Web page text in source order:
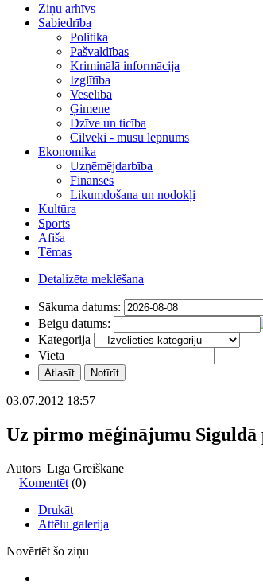
Ziņu arhīvs
Sabiedrība
Politika
Pašvaldības
Kriminālā informācija
Izglītība
Veselība
Ģimene
Dzīve un ticība
Cilvēki - mūsu lepnums
Ekonomika
Uzņēmējdarbība
Finanses
Likumdošana un nodokļi
Kultūra
Sports
Afiša
Tēmas
Detalizēta meklēšana
Sākuma datums:
Beigu datums:
Kategorija
Vieta
03.07.2012 18:57
Uz pirmo mēģinājumu
Autors Līga Greiškane
Komentēt (0)
Drukāt
Attēlu galerija
Novērtēt šo ziņu